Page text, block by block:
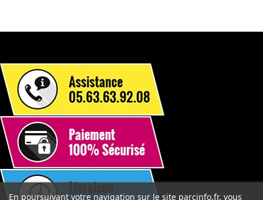
En poursuivant votre navigation sur le site parcinfo.fr, vous